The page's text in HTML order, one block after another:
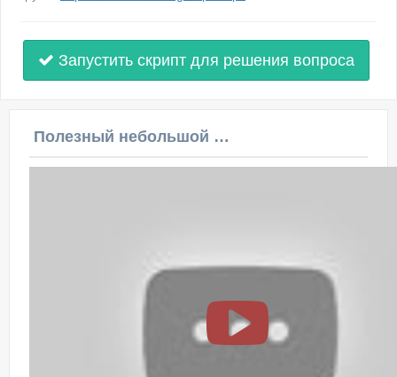
Запустить скрипт для решения вопроса
Полезный небольшой видеоурок по этой теме